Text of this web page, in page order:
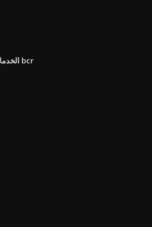
الخدمات المصرفية عبر الإنترنت الاتصال bcr